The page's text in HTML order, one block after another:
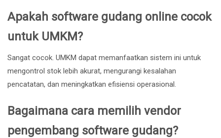
Apakah software gudang online cocok
untuk UMKM?
Sangat cocok. UMKM dapat memanfaatkan sistem ini untuk
mengontrol stok lebih akurat, mengurangi kesalahan
pencatatan, dan meningkatkan efisiensi operasional.
Bagaimana cara memilih vendor
pengembang software gudang?